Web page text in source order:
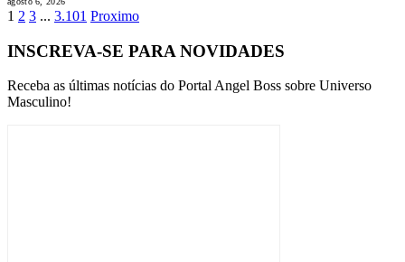
1 2 3 ... 3.101 Proximo
INSCREVA-SE PARA NOVIDADES
Receba as últimas notícias do Portal Angel Boss sobre Universo
Masculino!